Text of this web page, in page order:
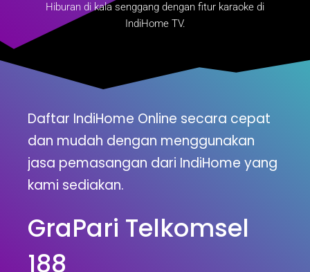
Hiburan di kala senggang dengan fitur karaoke di
IndiHome TV.
Daftar IndiHome Online secara cepat
dan mudah dengan menggunakan
jasa pemasangan dari IndiHome yang
kami sediakan.
GraPari Telkomsel
188